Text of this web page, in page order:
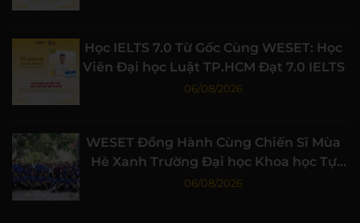
Học IELTS 7.0 Từ Gốc Cùng WESET: Học
Viên Đại học Luật TP.HCM Đạt 7.0 IELTS
06/08/2026
WESET Đồng Hành Cùng Chiến Sĩ Mùa
Hè Xanh Trường Đại học Khoa học Tự
nhiên, ĐHQG-HCM
06/08/2026